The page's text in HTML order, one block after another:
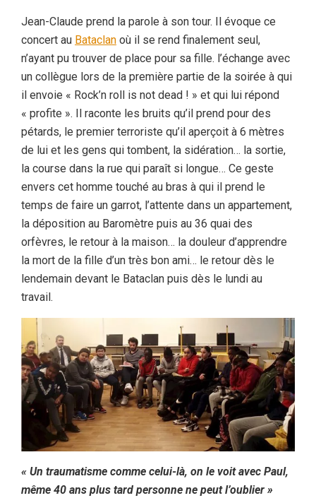
Jean-Claude prend la parole à son tour. Il évoque ce
concert au Bataclan où il se rend finalement seul,
n’ayant pu trouver de place pour sa fille. l’échange avec
un collègue lors de la première partie de la soirée à qui
il envoie « Rock’n roll is not dead ! » et qui lui répond
« profite ». Il raconte les bruits qu’il prend pour des
pétards, le premier terroriste qu’il aperçoit à 6 mètres
de lui et les gens qui tombent, la sidération… la sortie,
la course dans la rue qui paraît si longue… Ce geste
envers cet homme touché au bras à qui il prend le
temps de faire un garrot, l’attente dans un appartement,
la déposition au Baromètre puis au 36 quai des
orfèvres, le retour à la maison… la douleur d’apprendre
la mort de la fille d’un très bon ami… le retour dès le
lendemain devant le Bataclan puis dès le lundi au
travail.
« Un traumatisme comme celui-là, on le voit avec Paul,
même 40 ans plus tard personne ne peut l’oublier »